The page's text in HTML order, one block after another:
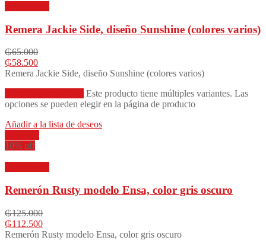
Remera Jackie Side, diseño Sunshine (colores varios)
₲65.000
₲58.500
Remera Jackie Side, diseño Sunshine (colores varios)
Este producto tiene múltiples variantes. Las
opciones se pueden elegir en la página de producto
Añadir a la lista de deseos
10% off
Remerón Rusty modelo Ensa, color gris oscuro
₲125.000
₲112.500
Remerón Rusty modelo Ensa, color gris oscuro